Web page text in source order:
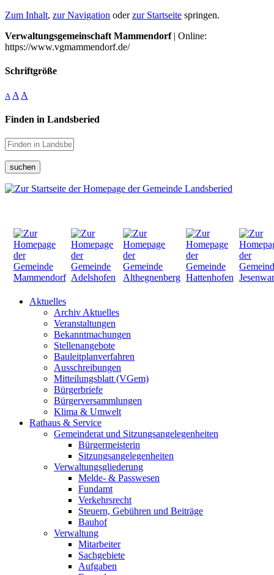
Zum Inhalt, zur Navigation oderzur Startseite springen.
Verwaltungsgemeinschaft Mammendorf| Online:
https://www.vgmammendorf.de/
Schriftgröße
A A A
Finden in Landsberied
suchen
Aktuelles
Archiv Aktuelles
Veranstaltungen
Bekanntmachungen
Stellenangebote
Bauleitplanverfahren
Ausschreibungen
Mitteilungsblatt (VGem)
Bürgerbriefe
Bürgerversammlungen
Klima & Umwelt
Rathaus & Service
Gemeinderat und Sitzungsangelegenheiten
Bürgermeisterin
Sitzungsangelegenheiten
Verwaltungsgliederung
Melde- & Passwesen
Fundamt
Verkehrsrecht
Steuern, Gebühren und Beiträge
Bauhof
Verwaltung
Mitarbeiter
Sachgebiete
Aufgaben